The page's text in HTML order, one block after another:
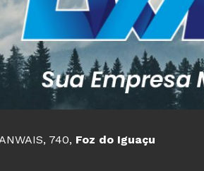
740, Foz do Iguaçu